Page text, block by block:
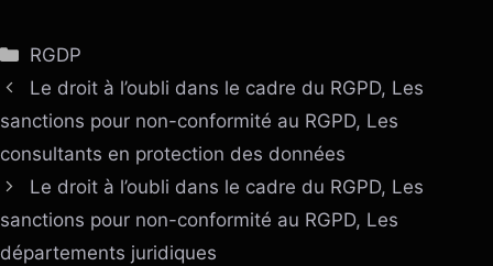
Catégories
RGDP
Le droit à l’oubli dans le cadre du RGPD, Les
sanctions pour non-conformité au RGPD, Les
consultants en protection des données
Le droit à l’oubli dans le cadre du RGPD, Les
sanctions pour non-conformité au RGPD, Les
départements juridiques